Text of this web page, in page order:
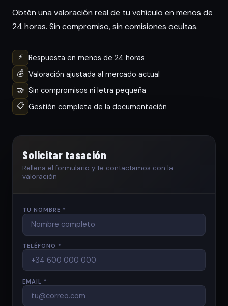
Obtén una valoración real de tu vehículo en menos de
24 horas. Sin compromiso, sin comisiones ocultas.
⚡
Respuesta en menos de 24 horas
💰 Valoración ajustada al mercado actual
🤝 Sin compromisos ni letra pequeña
📋 Gestión completa de la documentación
Solicitar tasación
Rellena el formulario y te contactamos con la
valoración
TU NOMBRE *
TELÉFONO *
EMAIL *